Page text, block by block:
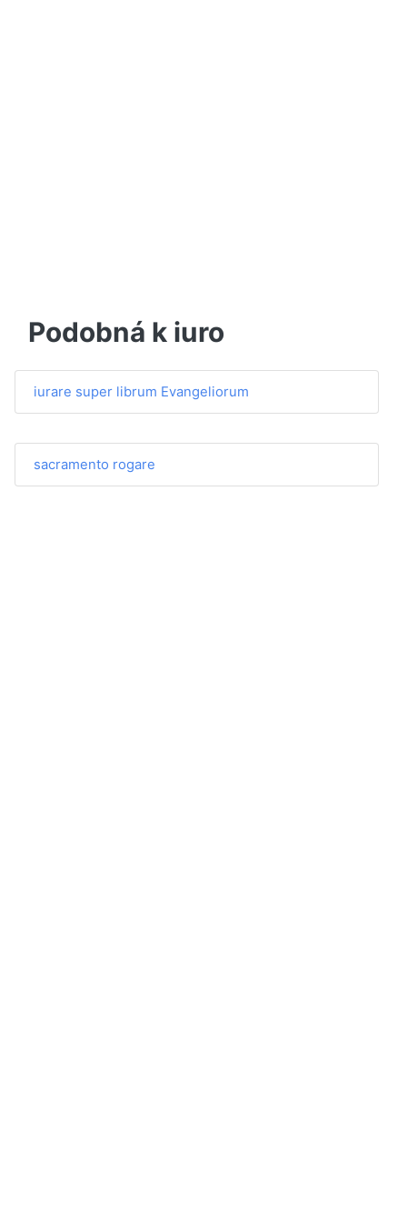
Podobná k iuro
iurare super librum Evangeliorum
sacramento rogare